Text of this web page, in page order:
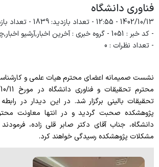
کارشناسان پژوهشکده
اعضای‌هیات علمی‌مراکزتحقیقاتی
انتشارات
کتاب
پژوهش
طرح ها
فرم ها و فرایندها
سیاست های حمایتی کمیته
رویدادهای کمیته
اجتماعی
عرفانی
علمی
فلسفه
حافظه
ارتباط با ما
تماس با ما
فناوری دانشگاه
1402/10/13 - 12:55 - تعداد بازدید: 1839
- تعداد
- کد خبر : 1051
- گروه خبری : آخرین اخبار,آرشیو
- تعداد نظرات : 0
نشست صمیمانه اعضای محترم هیات علمی و
تحقیقات بالینی برگزار شد. در این دیدار در
پژوهشکده صحبت گردید و در انتها معاونت
دانشگاه، جناب آقای دکتر صابر قلی زاده،
مشکلات پژوهشکده رسیدگی خواهند کرد.